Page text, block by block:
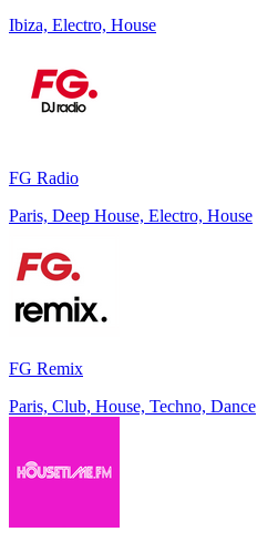
Ibiza, Electro, House
FG Radio
Paris, Deep House, Electro, House
FG Remix
Paris, Club, House, Techno, Dance